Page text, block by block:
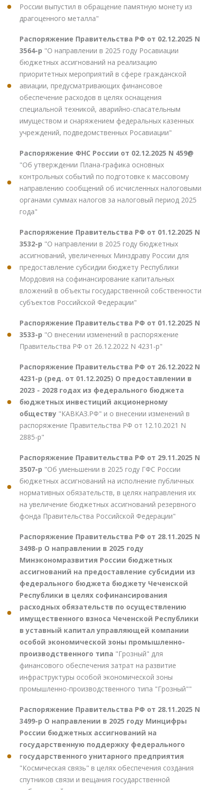
России выпустил в обращение памятную монету из
драгоценного металла"
Распоряжение Правительства РФ от 02.12.2025 N
3564-р "О направлении в 2025 году Росавиации
бюджетных ассигнований на реализацию
приоритетных мероприятий в сфере гражданской
авиации, предусматривающих финансовое
обеспечение расходов в целях оснащения
специальной техникой, аварийно-спасательным
имуществом и снаряжением федеральных казенных
учреждений, подведомственных Росавиации"
Распоряжение ФНС России от 02.12.2025 N 459@
"Об утверждении Плана-графика основных
контрольных событий по подготовке к массовому
направлению сообщений об исчисленных налоговыми
органами суммах налогов за налоговый период 2025
года"
Распоряжение Правительства РФ от 01.12.2025 N
3532-р "О направлении в 2025 году бюджетных
ассигнований, увеличенных Минздраву России для
предоставление субсидии бюджету Республики
Мордовия на софинансирование капитальных
вложений в объекты государственной собственности
субъектов Российской Федерации"
Распоряжение Правительства РФ от 01.12.2025 N
3533-р "О внесении изменений в распоряжение
Правительства РФ от 26.12.2022 N 4231-р"
Распоряжение Правительства РФ от 26.12.2022 N
4231-р (ред. от 01.12.2025) О предоставлении в
2023 - 2028 годах из федерального бюджета
бюджетных инвестиций акционерному
обществу "КАВКАЗ.РФ" и о внесении изменений в
распоряжение Правительства РФ от 12.10.2021 N
2885-р"
Распоряжение Правительства РФ от 29.11.2025 N
3507-р "Об уменьшении в 2025 году ГФС России
бюджетных ассигнований на исполнение публичных
нормативных обязательств, в целях направления их
на увеличение бюджетных ассигнований резервного
фонда Правительства Российской Федерации"
Распоряжение Правительства РФ от 28.11.2025 N
3498-р О направлении в 2025 году
Минэкономразвития России бюджетных
ассигнований на предоставление субсидии из
федерального бюджета бюджету Чеченской
Республики в целях софинансирования
расходных обязательств по осуществлению
имущественного взноса Чеченской Республики
в уставный капитал управляющей компании
особой экономической зоны промышленно-
производственного типа "Грозный" для
финансового обеспечения затрат на развитие
инфраструктуры особой экономической зоны
промышленно-производственного типа "Грозный""
Распоряжение Правительства РФ от 28.11.2025 N
3499-р О направлении в 2025 году Минцифры
России бюджетных ассигнований на
государственную поддержку федерального
государственного унитарного предприятия
"Космическая связь" в целях обеспечения создания
спутников связи и вещания государственной